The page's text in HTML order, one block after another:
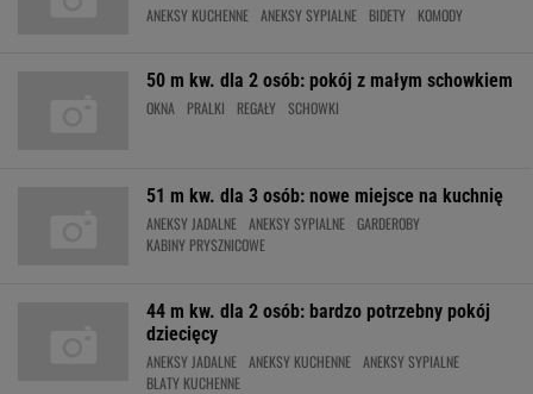
ANEKSY KUCHENNE ANEKSY SYPIALNE BIDETY KOMODY
50 m kw. dla 2 osób: pokój z małym schowkiem
OKNA PRALKI REGAŁY SCHOWKI
51 m kw. dla 3 osób: nowe miejsce na kuchnię
ANEKSY JADALNE ANEKSY SYPIALNE GARDEROBY
KABINY PRYSZNICOWE
44 m kw. dla 2 osób: bardzo potrzebny pokój
dziecięcy
ANEKSY JADALNE ANEKSY KUCHENNE ANEKSY SYPIALNE
BLATY KUCHENNE